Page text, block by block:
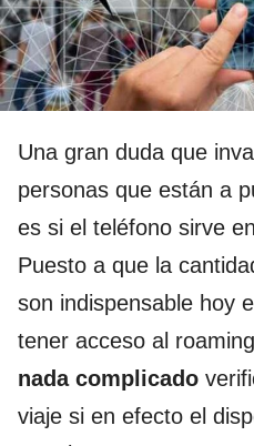
Una gran duda que
personas que están a
es si el teléfono sirve
Puesto a que la
son indispensable hoy
tener acceso al
nada complicado
viaje si en efecto el